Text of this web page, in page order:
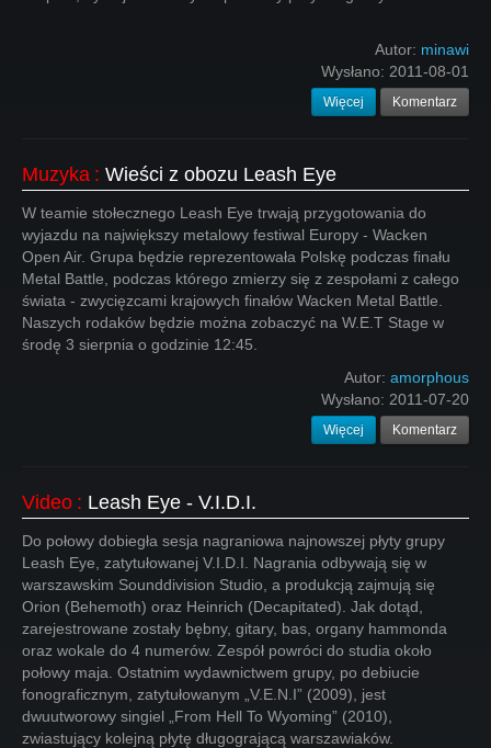
Autor: minawi
Wysłano: 2011-08-01
Więcej Komentarz
Muzyka : Wieści z obozu Leash Eye
W teamie stołecznego Leash Eye trwają przygotowania do
wyjazdu na największy metalowy festiwal Europy - Wacken
Open Air. Grupa będzie reprezentowała Polskę podczas finału
Metal Battle, podczas którego zmierzy się z zespołami z całego
świata - zwycięzcami krajowych finałów Wacken Metal Battle.
Naszych rodaków będzie można zobaczyć na W.E.T Stage w
środę 3 sierpnia o godzinie 12:45.
Autor: amorphous
Wysłano: 2011-07-20
Więcej Komentarz
Video : Leash Eye - V.I.D.I.
Do połowy dobiegła sesja nagraniowa najnowszej płyty grupy
Leash Eye, zatytułowanej V.I.D.I. Nagrania odbywają się w
warszawskim Sounddivision Studio, a produkcją zajmują się
Orion (Behemoth) oraz Heinrich (Decapitated). Jak dotąd,
zarejestrowane zostały bębny, gitary, bas, organy hammonda
oraz wokale do 4 numerów. Zespół powróci do studia około
połowy maja. Ostatnim wydawnictwem grupy, po debiucie
fonograficznym, zatytułowanym „V.E.N.I” (2009), jest
dwuutworowy singiel „From Hell To Wyoming” (2010),
zwiastujący kolejną płytę długogrającą warszawiaków.